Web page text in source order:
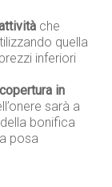
che
quella
inferiori
copertura in
sarà a
bonifica
posa